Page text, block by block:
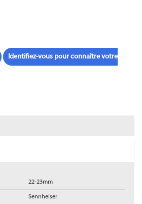
Identifiez-vous pour connaître votre
22-23mm
Sennheiser